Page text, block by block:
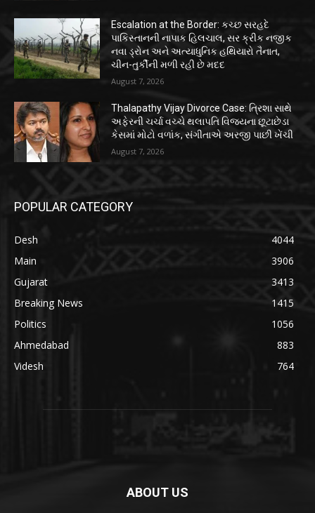
Escalation at the Border: કચ્છ સરહદે
પાકિસ્તાનની નાપાક હિલચાલ, સર ક્રીક નજીક
નવા ડ્રોન અને અત્યાધુનિક હથિયારો તૈનાત,
ચીન-તુર્કીની મળી રહી છે મદદ
August 7, 2026
Thalapathy Vijay Divorce Case: ત્રિશા સાથે
અફેરની ચર્ચા વચ્ચે થલાપતિ વિજયના છૂટાછેડા
કેસમાં મોટો વળાંક, સંગીતાએ અરજી પાછી ખેંચી
August 7, 2026
POPULAR CATEGORY
Desh
4044
Main
3906
Gujarat
3413
Breaking News
1415
Politics
1056
Ahmedabad
883
Videsh
764
ABOUT US